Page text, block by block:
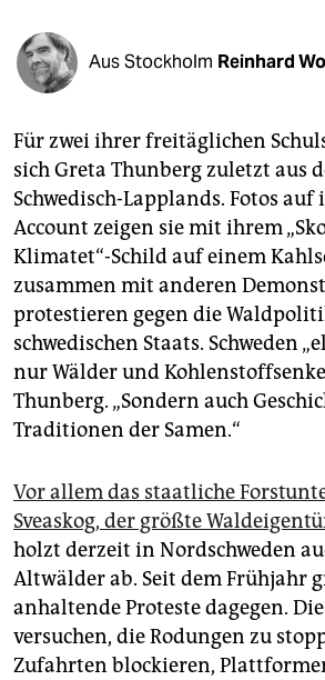
fragen & hilfe
abo
genossenschaft
epaper login
Aus Stockholm Reinhard
Für zwei ihrer freitäglichen
sich Greta Thunberg zuletzt aus
Schwedisch-Lapplands. Fotos
Account zeigen sie mit ihrem
Klimatet“-Schild auf einem
zusammen mit anderen
protestieren gegen die
schwedischen Staats. Schweden
nur Wälder und
Thunberg. „Sondern auch
Traditionen der Samen.“
Vor allem das staatliche
Sveaskog, der größte
holzt derzeit in Nordschweden
Altwälder ab. Seit dem Frühjahr
anhaltende Proteste dagegen.
versuchen, die Rodungen zu
Zufahrten blockieren,